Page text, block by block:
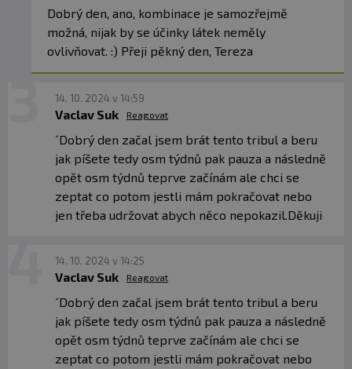
Dobrý den, ano, kombinace je samozřejmě
možná, nijak by se účinky látek neměly
ovlivňovat. :) Přeji pěkný den, Tereza
14. 10. 2024 v 14:59
Vaclav Suk Reagovat
´Dobrý den začal jsem brát tento tribul a beru
jak píšete tedy osm týdnů pak pauza a následně
opět osm týdnů teprve začínám ale chci se
zeptat co potom jestli mám pokračovat nebo
jen třeba udržovat abych něco nepokazil.Děkuji
14. 10. 2024 v 14:25
Vaclav Suk Reagovat
´Dobrý den začal jsem brát tento tribul a beru
jak píšete tedy osm týdnů pak pauza a následně
opět osm týdnů teprve začínám ale chci se
zeptat co potom jestli mám pokračovat nebo